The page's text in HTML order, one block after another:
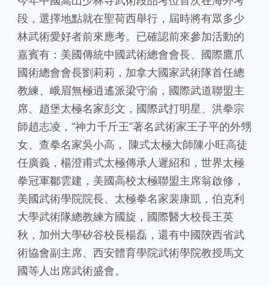
段，選擇地點就在聖荷西舉行，屆時將有眾多少
林武術愛好者前來應考。已確認前來參加活動的
嘉賓有：美國傳統中國武術總會會長、國際鷹爪
國術總會會長劉莉莉，加拿大國家武術隊首任總
教練、峨眉無極逍遙派梁守渝，國際武道聯盟主
席、趙堡太極名家彭文，國際武打明星、洪拳宗
師趙志凌，“神力千斤王”著名武術家王子平的外甥
女、查拳名家吳小高， 陳式太極大師陳小旺高徒
任廣義，楊澄甫式太極傳承人遲紹和，世界太極
拳冠軍鄒雲建，美國高校太極聯盟主席翁啟修，
美國武術學院院長、太極拳名家裴康凱，伯克利
大學武術隊總教練方國旋，國際醫大校長王英
秋，加州大學矽谷校長楊磊，還有中國陝西省武
術協會副主席、西安體育學院武術學院教授馬文
國等人出席武術盛會。